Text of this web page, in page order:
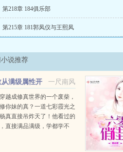
第218章 184俱乐部
第215章 181郭凤仪与王熙凤
说推荐
一尺南风
从满级属性开
穿越成修真世界的一个废柴，
你妹的真？一道七彩霞光之
真直接吊炸天了！他看过的
直接满品满级，学都学不